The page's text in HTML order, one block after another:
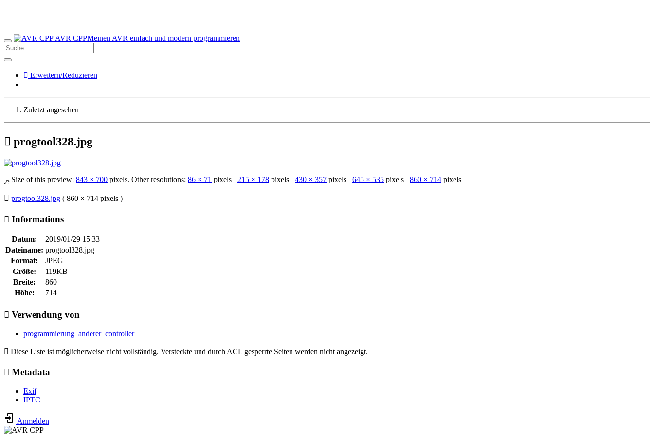
AVR CPPMeinen AVR einfach und modern programmieren
Erweitern/Reduzieren
Zuletzt angesehen
progtool328.jpg
Size of this preview: 843 × 700 pixels. Other resolutions: 86 × 71 pixels 215 × 178 pixels 430 × 357 pixels 645 × 535 pixels 860 × 714 pixels
progtool328.jpg ( 860 × 714 pixels )
Informations
Datum:
2019/01/29 15:33
Dateiname: progtool328.jpg
Format:
JPEG
Größe:
119KB
Breite:
860
Höhe:
714
Verwendung von
programmierung_anderer_controller
Diese Liste ist möglicherweise nicht vollständig. Versteckte und durch ACL gesperrte Seiten werden nicht angezeigt.
Metadata
Exif
IPTC
Anmelden